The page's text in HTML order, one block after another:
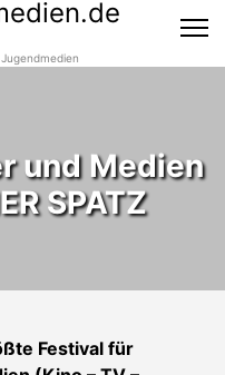
und Medien
SPATZ
Festival für